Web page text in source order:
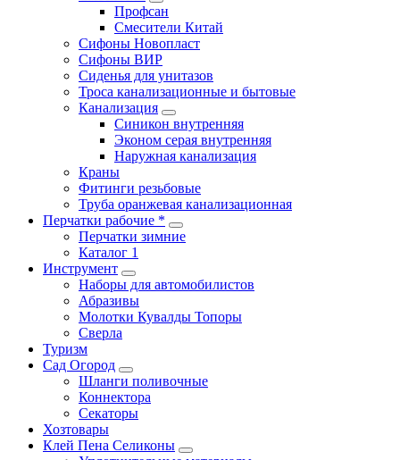
Профсан
Смесители Китай
Сифоны Новопласт
Сифоны ВИР
Сиденья для унитазов
Троса канализационные и бытовые
Канализация
Синикон внутренняя
Эконом серая внутренняя
Наружная канализация
Краны
Фитинги резьбовые
Труба оранжевая канализационная
Перчатки рабочие *
Перчатки зимние
Каталог 1
Инструмент
Наборы для автомобилистов
Абразивы
Молотки Кувалды Топоры
Сверла
Туризм
Сад Огород
Шланги поливочные
Коннектора
Секаторы
Хозтовары
Клей Пена Селиконы